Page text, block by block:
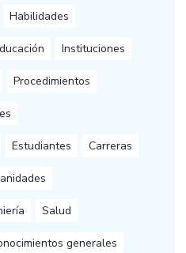
Habilidades
Instituciones
Procedimientos
Estudiantes Carreras
Salud
generales